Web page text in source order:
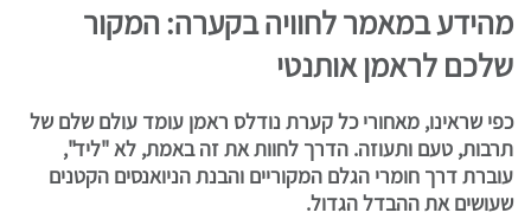
מהידע במאמר לחוויה בקערה: המקור
שלכם לראמן אותנטי
כפי שראינו, מאחורי כל קערת נודלס ראמן עומד עולם שלם של
תרבות, טעם ותעוזה. הדרך לחוות את זה באמת, לא "ליד",
עוברת דרך חומרי הגלם המקוריים והבנת הניואנסים הקטנים
שעושים את ההבדל הגדול.